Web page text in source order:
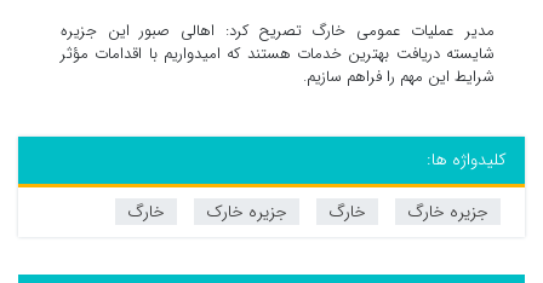
مدیر عملیات عمومی خارگ تصریح کرد: اهالی صبور این جزیره
شایسته دریافت بهترین خدمات هستند که امیدواریم با اقدامات مؤثر
شرایط این مهم را فراهم سازیم.
کلیدواژه ها:
جزیره خارگ
خارگ جزیره خارک خارگ